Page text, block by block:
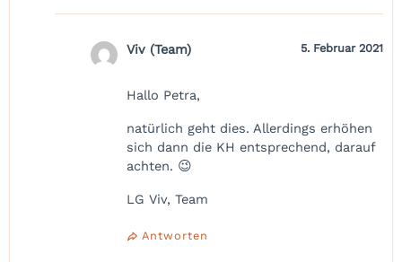
Viv (Team) 5. Februar 2021
Hallo Petra,
natürlich geht dies. Allerdings erhöhen
sich dann die KH entsprechend, darauf
achten. 😉
LG Viv, Team
Antworten